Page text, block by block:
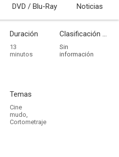
DVD / Blu-Ray Noticias
Duración
13
minutos
Clasificación por edades
Sin
información
Temas
Cine
mudo,
Cortometraje